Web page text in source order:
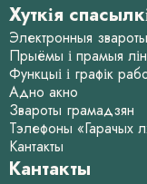
Хуткія
Электронныя звароты
Прыёмы і прамыя
Функцыі і графік
Адно акно
Звароты грамадзян
Тэлефоны «Гарачых
Кантакты
Кантакты